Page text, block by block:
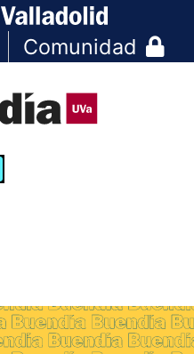
Comunidad